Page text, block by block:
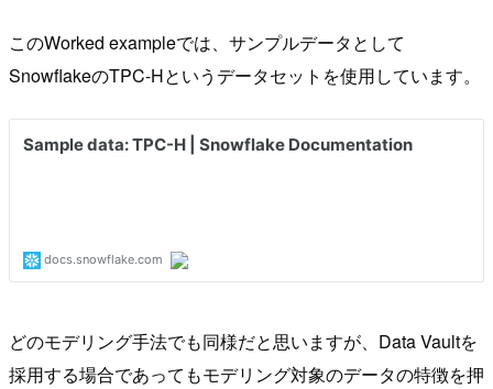
このWorked exampleでは、サンプルデータとして
SnowflakeのTPC-Hというデータセットを使用しています。
どのモデリング手法でも同様だと思いますが、Data Vaultを
採用する場合であってもモデリング対象のデータの特徴を押